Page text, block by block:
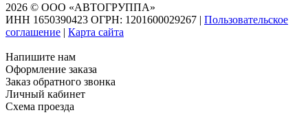
2026 © ООО «АВТОГРУППА»
ИНН 1650390423 ОГРН: 1201600029267 | Пользовательское
соглашение | Карта сайта
Напишите нам
Оформление заказа
Заказ обратного звонка
Личный кабинет
Схема проезда